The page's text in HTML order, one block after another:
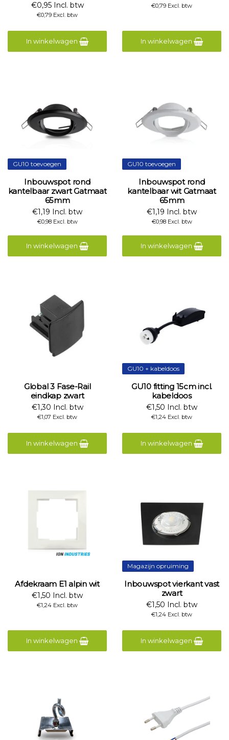
€0,95 Incl. btw
€0,79 Excl. btw
In winkelwagen
€0,79 Excl. btw
In winkelwagen
GU10 toevoegen
Inbouwspot rond
kantelbaar zwart Gatmaat
65mm
€1,19 Incl. btw
€0,98 Excl. btw
In winkelwagen
GU10 toevoegen
Inbouwspot rond
kantelbaar wit Gatmaat
65mm
€1,19 Incl. btw
€0,98 Excl. btw
In winkelwagen
Global 3 Fase-Rail
eindkap zwart
€1,30 Incl. btw
€1,07 Excl. btw
In winkelwagen
GU10 + kabeldoos
GU10 fitting 15cm incl.
kabeldoos
€1,50 Incl. btw
€1,24 Excl. btw
In winkelwagen
Afdekraam E1 alpin wit
€1,50 Incl. btw
€1,24 Excl. btw
In winkelwagen
Magazijn opruiming
Inbouwspot vierkant vast
zwart
€1,50 Incl. btw
€1,24 Excl. btw
In winkelwagen